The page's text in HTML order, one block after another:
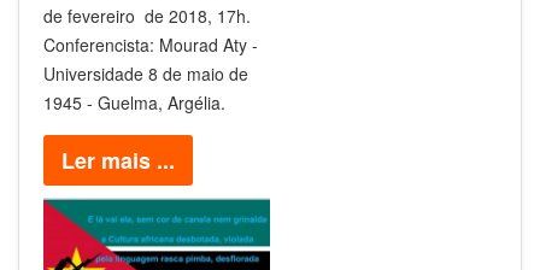
de fevereiro de 2018, 17h.
Conferencista: Mourad Aty -
Universidade 8 de maio de
1945 - Guelma, Argélia.
Ler mais ...